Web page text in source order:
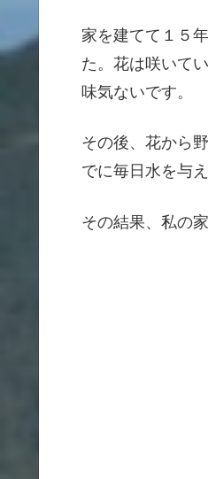
家を建てて１５
た。花は咲いて
味気ないです。
その後、花から
でに毎日水を与
その結果、私の